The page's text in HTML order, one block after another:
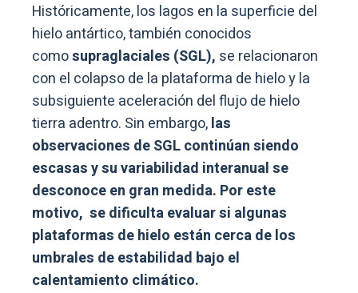
Históricamente, los lagos en la superficie del
hielo antártico, también conocidos
comosupraglaciales (SGL), se relacionaron
con el colapso de la plataforma de hielo y la
subsiguiente aceleración del flujo de hielo
tierra adentro. Sin embargo,las
observaciones de SGL continúan siendo
escasas y su variabilidad interanual se
desconoce en gran medida. Por este
motivo, se dificulta evaluar si algunas
plataformas de hielo están cerca de los
umbrales de estabilidad bajo el
calentamiento climático.